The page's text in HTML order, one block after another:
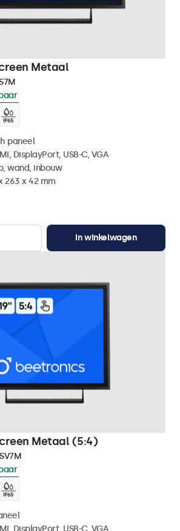
Metaal
paneel
DisplayPort, USB-C, VGA
wand, inbouw
263 x 42 mm
In winkelwagen
Metaal (5:4)
DisplayPort, USB-C, VGA